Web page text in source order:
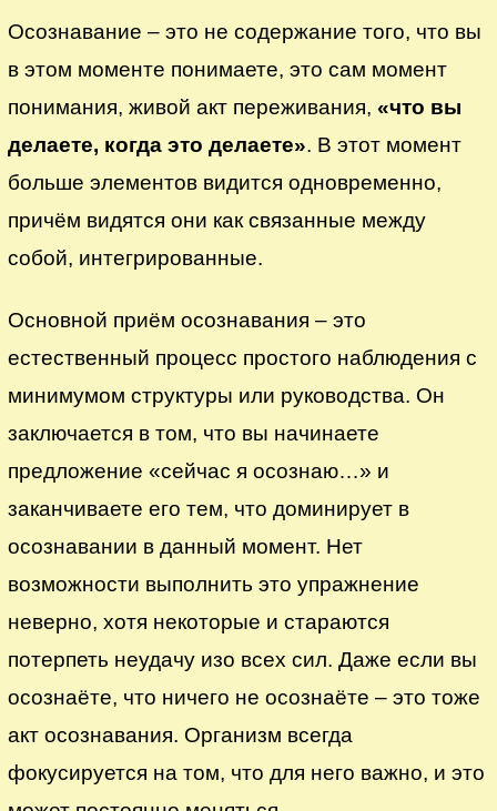
Осознавание – это не содержание того, что вы
в этом моменте понимаете, это сам момент
понимания, живой акт переживания,«что вы
делаете, когда это делаете». В этот момент
больше элементов видится одновременно,
причём видятся они как связанные между
собой, интегрированные.
Основной приём осознавания – это
естественный процесс простого наблюдения с
минимумом структуры или руководства. Он
заключается в том, что вы начинаете
предложение «сейчас я осознаю…» и
заканчиваете его тем, что доминирует в
осознавании в данный момент. Нет
возможности выполнить это упражнение
неверно, хотя некоторые и стараются
потерпеть неудачу изо всех сил. Даже если вы
осознаёте, что ничего не осознаёте – это тоже
акт осознавания. Организм всегда
фокусируется на том, что для него важно, и это